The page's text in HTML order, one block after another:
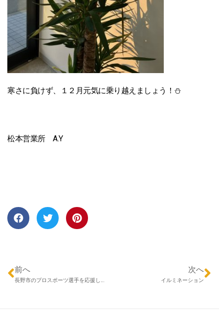
寒さに負けず、１２月元気に乗り越えましょう！⛄
松本営業所 A.Y
前へ
長野市のプロスポーツ選手を応援しています！
次へ
イルミネーション